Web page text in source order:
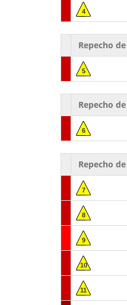
4
Repecho
5
Repecho
6
Repecho
7
8
9
10
11